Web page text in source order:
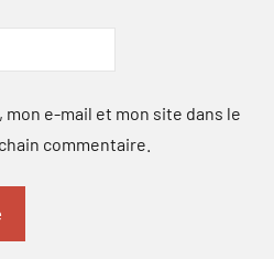
e-mail et mon site dans le
commentaire.